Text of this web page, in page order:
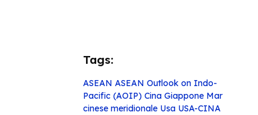
Tags:
ASEAN ASEAN Outlook on Indo-
Pacific (AOIP) Cina Giappone Mar
cinese meridionale Usa USA-CINA